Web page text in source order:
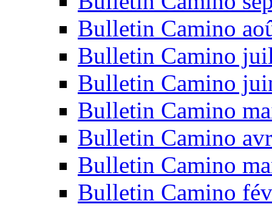
Bulletin Camino
Bulletin Camino
Bulletin Camino
Bulletin Camino
Bulletin Camino
Bulletin Camino
Bulletin Camino